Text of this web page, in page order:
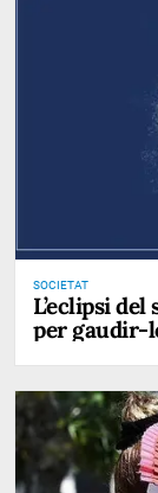
SOCIETAT
L’eclipsi
per gaudir-